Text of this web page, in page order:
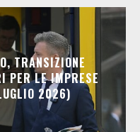
TRANSIZIONE
PER LE IMPRESE
2026)